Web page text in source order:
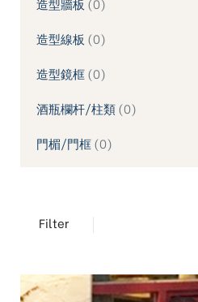
造型牆板 0
造型線板 0
造型鏡框 0
酒瓶欄杆/柱類 0
門楣/門框 0
Filter
TREND